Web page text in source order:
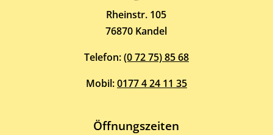
Rheinstr. 105
76870 Kandel
Telefon:(0 72 75) 85 68
Mobil:0177 4 24 11 35
Öffnungszeiten